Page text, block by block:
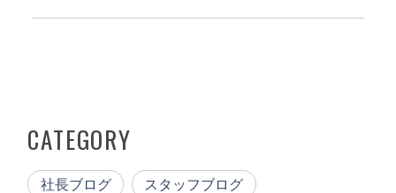
CATEGORY
社長ブログ スタッフブログ